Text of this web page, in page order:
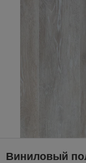
Виниловый